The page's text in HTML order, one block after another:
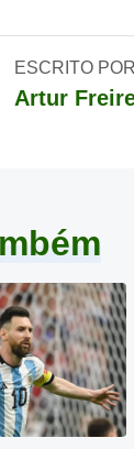
ESCRITO POR
Artur